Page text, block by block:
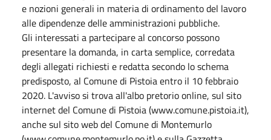
e nozioni generali in materia di ordinamento del lavoro
alle dipendenze delle amministrazioni pubbliche.
Gli interessati a partecipare al concorso possono
presentare la domanda, in carta semplice, corredata
degli allegati richiesti e redatta secondo lo schema
predisposto, al Comune di Pistoia entro il 10 febbraio
2020. L'avviso si trova all'albo pretorio online, sul sito
internet del Comune di Pistoia (www.comune.pistoia.it),
anche sul sito web del Comune di Montemurlo